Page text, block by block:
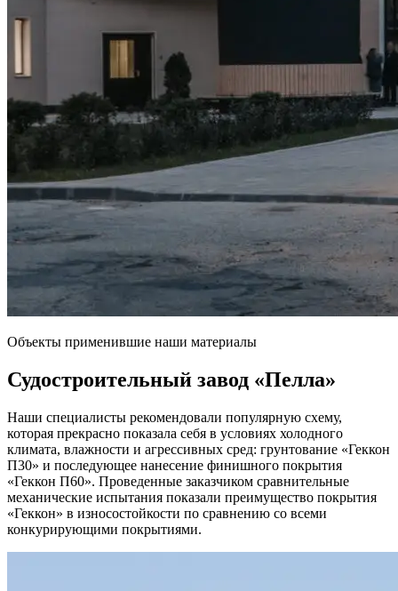
Объекты применившие наши материалы
Судостроительный завод «Пелла»
Наши специалисты рекомендовали популярную схему,
которая прекрасно показала себя в условиях холодного
климата, влажности и агрессивных сред: грунтование «Геккон
П30» и последующее нанесение финишного покрытия
«Геккон П60». Проведенные заказчиком сравнительные
механические испытания показали преимущество покрытия
«Геккон» в износостойкости по сравнению со всеми
конкурирующими покрытиями.